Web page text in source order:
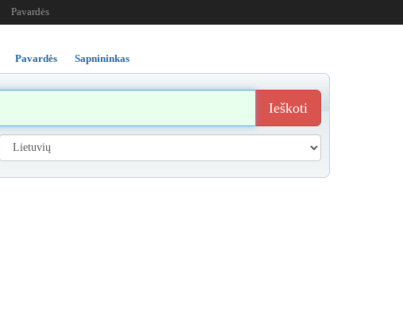
Pavardės
Pavardės Sapnininkas
Ieškoti